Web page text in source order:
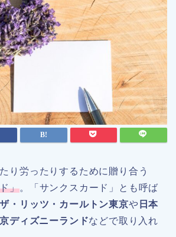
り労ったりするために贈り合う
」。「サンクスカード」とも呼ば
ザ・リッツ・カールトン東京や 日本
ディズニーランドなどで取り入れ